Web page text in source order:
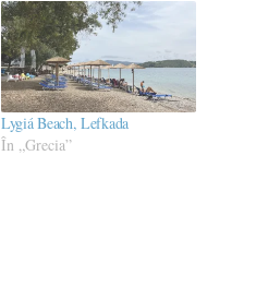
Lygiá Beach, Lefkada
În „Grecia”